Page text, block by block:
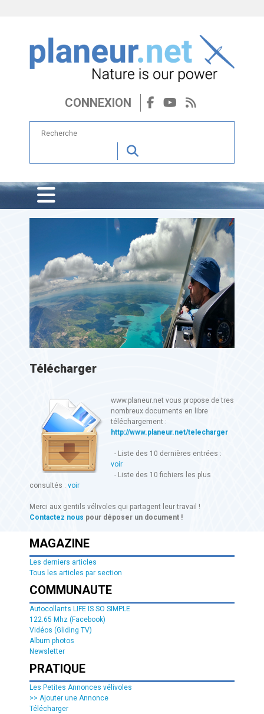
CONNEXION
Télécharger
www.planeur.net vous propose de tres
nombreux documents en libre
téléchargement :
http://www.planeur.net/telecharger
- Liste des 10 dernières entrées :
voir
- Liste des 10 fichiers les plus
consultés : voir
Merci aux gentils vélivoles qui partagent leur travail !
Contactez nous pour déposer un document !
MAGAZINE
Les derniers articles
Tous les articles par section
COMMUNAUTE
Autocollants LIFE IS SO SIMPLE
122.65 Mhz (Facebook)
Vidéos (Gliding TV)
Album photos
Newsletter
PRATIQUE
Les Petites Annonces vélivoles
>> Ajouter une Annonce
Télécharger